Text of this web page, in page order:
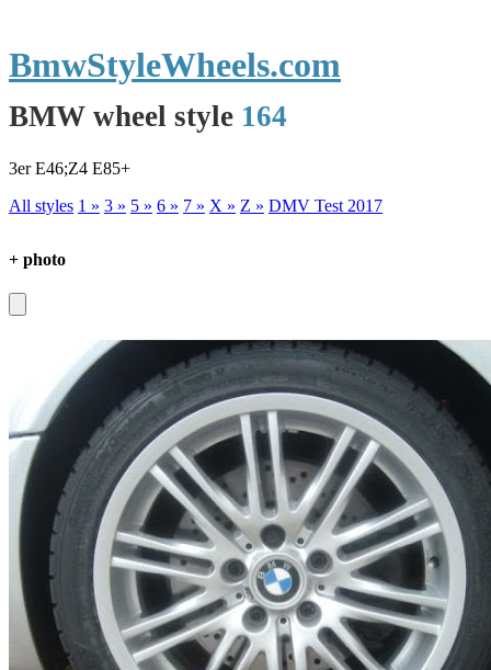
BMW wheel style 164
3er E46;Z4 E85+
All styles 1 » 3 » 5 » 6 » 7 » X » Z » DMV Test 2017
BmwStyleWheels.com
+ photo